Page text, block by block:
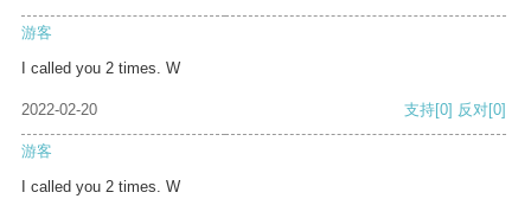
游客
I called you 2 times. W
2022-02-20 支持[0] 反对[0]
游客
I called you 2 times. W